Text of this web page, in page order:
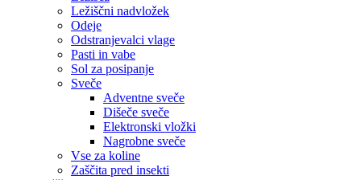
Ležiščni nadvložek
Odeje
Odstranjevalci vlage
Pasti in vabe
Sol za posipanje
Sveče
Adventne sveče
Dišeče sveče
Elektronski vložki
Nagrobne sveče
Vse za koline
Zaščita pred insekti